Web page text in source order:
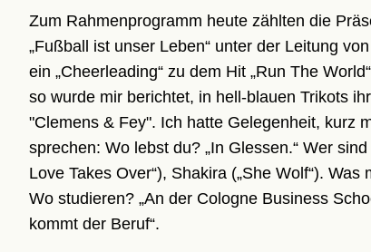
Zum Rahmenprogramm heute zählten die
„Fußball ist unser Leben“ unter der Leitung
ein „Cheerleading“ zu dem Hit „Run The
so wurde mir berichtet, in hell-blauen Trikots
"Clemens & Fey". Ich hatte Gelegenheit, kurz
sprechen: Wo lebst du? „In Glessen.“ Wer
Love Takes Over“), Shakira („She Wolf“).
Wo studieren? „An der Cologne Business
kommt der Beruf“.